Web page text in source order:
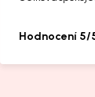
Hodnocení 5/